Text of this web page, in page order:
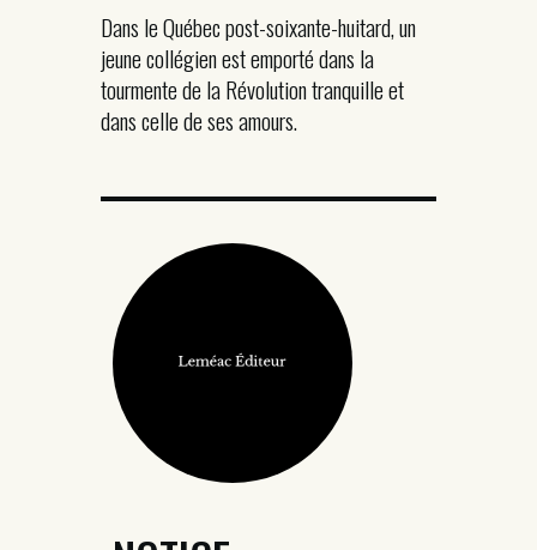
Dans le Québec post-soixante-huitard, un
jeune collégien est emporté dans la
tourmente de la Révolution tranquille et
dans celle de ses amours.